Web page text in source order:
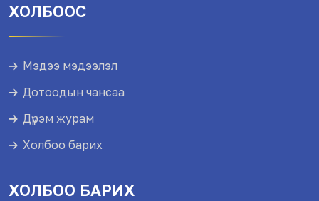
ХОЛБООС
Мэдээ мэдээлэл
Дотоодын чансаа
Дүрэм журам
Холбоо барих
ХОЛБОО БАРИХ